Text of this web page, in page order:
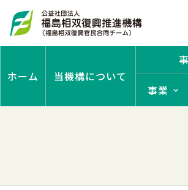
ホーム 当機構について
事業